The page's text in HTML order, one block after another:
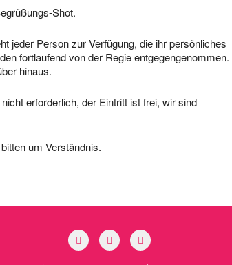
Shot.
jeder Person zur Verfügung, die ihr persönliches
fortlaufend von der Regie entgegengenommen.
hinaus.
erforderlich, der Eintritt ist frei, wir sind
um Verständnis.